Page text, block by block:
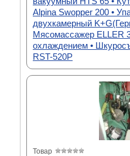
Alpina Swopper 200 •
двухкамерный
Мясомассажер ELLER
охлаждением •
RST-520P
Товар